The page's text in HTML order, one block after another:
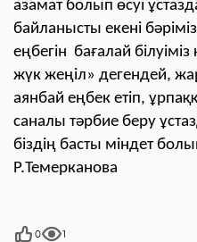
азамат болып өсуі
байланысты екені
еңбегін бағалай
жүк жеңіл» дегендей,
аянбай еңбек етіп,
саналы тәрбие беру
біздің басты міндет
Р.Темерканова
0 1